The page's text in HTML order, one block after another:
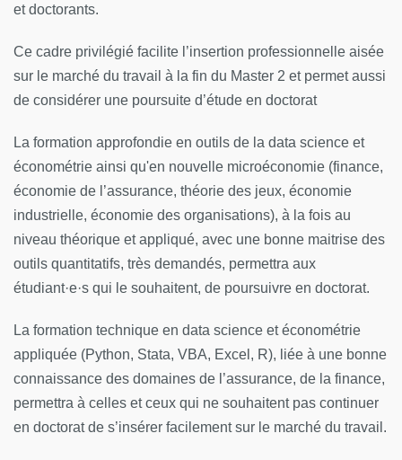
et doctorants.
Ce cadre privilégié facilite l’insertion professionnelle aisée
sur le marché du travail à la fin du Master 2 et permet aussi
de considérer une poursuite d’étude en doctorat
La formation approfondie en outils de la data science et
économétrie ainsi qu'en nouvelle microéconomie (finance,
économie de l’assurance, théorie des jeux, économie
industrielle, économie des organisations), à la fois au
niveau théorique et appliqué, avec une bonne maitrise des
outils quantitatifs, très demandés, permettra aux
étudiant·e·s qui le souhaitent, de poursuivre en doctorat.
La formation technique en data science et économétrie
appliquée (Python, Stata, VBA, Excel, R), liée à une bonne
connaissance des domaines de l’assurance, de la finance,
permettra à celles et ceux qui ne souhaitent pas continuer
en doctorat de s’insérer facilement sur le marché du travail.